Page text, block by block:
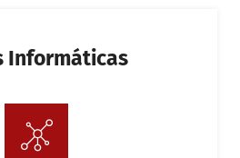
Informáticas